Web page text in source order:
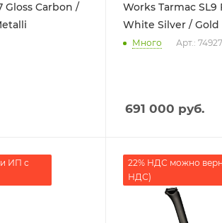
Gloss Carbon /
Works Tarmac SL9
White Silver /
Много Арт.:
691 000 руб.
ИП с
22% НДС можно
НДС)